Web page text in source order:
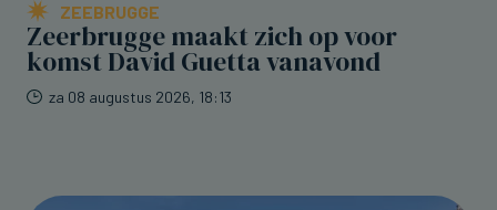
ZEEBRUGGE
Zeerbrugge maakt zich op voor
komst David Guetta vanavond
za 08 augustus 2026, 18:13